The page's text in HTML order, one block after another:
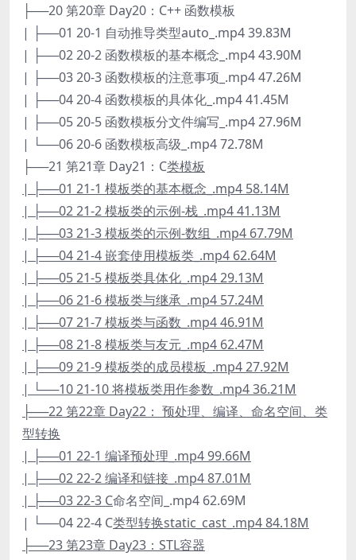
├──20 第20章 Day20：C++ 函数模板
| ├──01 20-1 自动推导类型auto_.mp4 39.83M
| ├──02 20-2 函数模板的基本概念_.mp4 43.90M
| ├──03 20-3 函数模板的注意事项_.mp4 47.26M
| ├──04 20-4 函数模板的具体化_.mp4 41.45M
| ├──05 20-5 函数模板分文件编写_.mp4 27.96M
| └──06 20-6 函数模板高级_.mp4 72.78M
├──21 第21章 Day21：C类模板
| ├──01 21-1 模板类的基本概念_.mp4 58.14M
| ├──02 21-2 模板类的示例-栈_.mp4 41.13M
| ├──03 21-3 模板类的示例-数组_.mp4 67.79M
| ├──04 21-4 嵌套使用模板类_.mp4 62.64M
| ├──05 21-5 模板类具体化_.mp4 29.13M
| ├──06 21-6 模板类与继承_.mp4 57.24M
| ├──07 21-7 模板类与函数_.mp4 46.91M
| ├──08 21-8 模板类与友元_.mp4 62.47M
| ├──09 21-9 模板类的成员模板_.mp4 27.92M
| └──10 21-10 将模板类用作参数_.mp4 36.21M
├──22 第22章 Day22： 预处理、编译、命名空间、类
型转换
| ├──01 22-1 编译预处理_.mp4 99.66M
| ├──02 22-2 编译和链接_.mp4 87.01M
| ├──03 22-3 C命名空间_.mp4 62.69M
| └──04 22-4 C类型转换static_cast_.mp4 84.18M
├──23 第23章 Day23：STL容器